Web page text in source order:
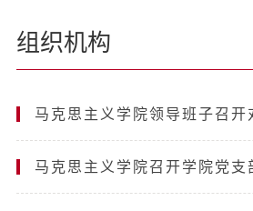
组织机构